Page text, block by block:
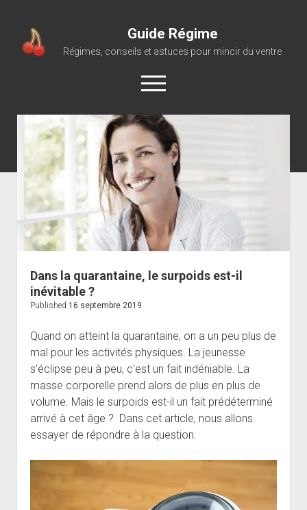
Guide Régime
Régimes, conseils et astuces pour mincir du ventre
open
menu
Dans la quarantaine, le surpoids est-il
inévitable ?
Published 16 septembre 2019
Quand on atteint la quarantaine, on a un peu plus de
mal pour les activités physiques. La jeunesse
s’éclipse peu à peu, c’est un fait indéniable. La
masse corporelle prend alors de plus en plus de
volume. Mais le surpoids est-il un fait prédéterminé
arrivé à cet âge ? Dans cet article, nous allons
essayer de répondre à la question.